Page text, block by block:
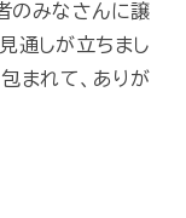
のみなさんに譲
通しが立ちまし
まれて、ありが